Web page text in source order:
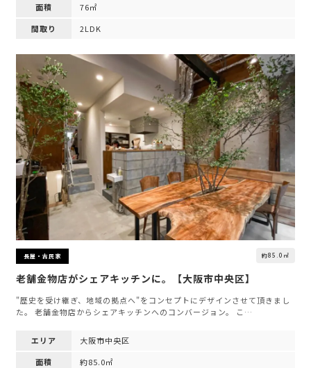
面積
76㎡
間取り
2LDK
長屋・古民家 約85.0㎡
老舗金物店がシェアキッチンに。【大阪市中央区】
"歴史を受け継ぎ、地域の拠点へ"をコンセプトにデザインさせて頂きまし
た。 老舗金物店からシェアキッチンへのコンバージョン。 こ…
エリア
大阪市中央区
面積
約85.0㎡